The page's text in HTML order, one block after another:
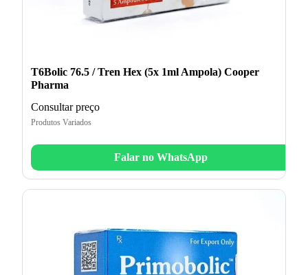
T6Bolic 76.5 / Tren Hex (5x 1ml Ampola) Cooper
Pharma
Consultar preço
Produtos Variados
Falar no WhatsApp